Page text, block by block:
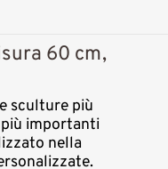
60 cm,
sculture più
più importanti
nella